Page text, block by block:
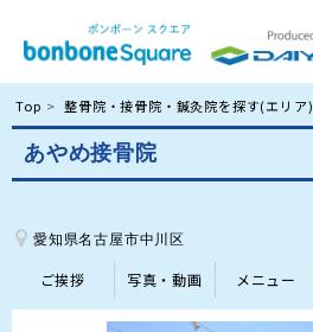
Top 整骨院・接骨院・鍼灸院を探す(エリア)
あやめ接骨院
愛知県名古屋市中川区
ご挨拶 写真・動画 メニュー